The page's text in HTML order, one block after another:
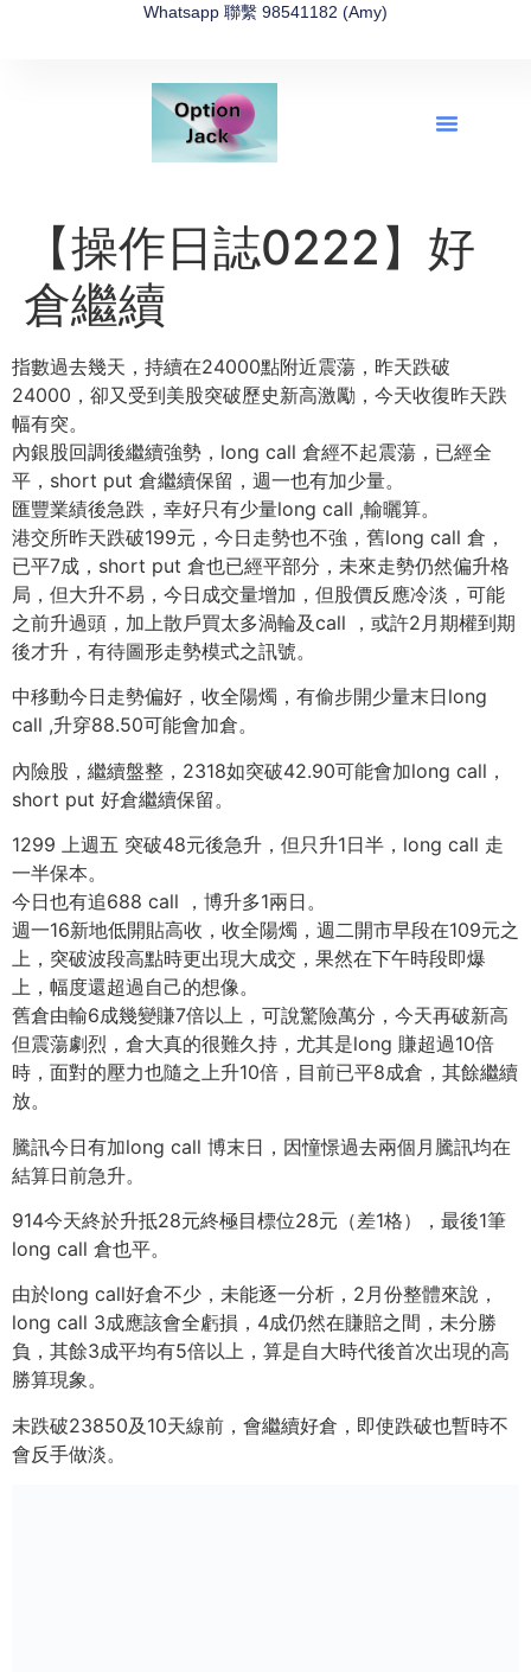
Whatsapp 聯繫 98541182 (Amy)
【操作日誌0222】好
倉繼續
指數過去幾天，持續在24000點附近震蕩，昨天跌破
24000，卻又受到美股突破歷史新高激勵，今天收復昨天跌
幅有突。
內銀股回調後繼續強勢，long call 倉經不起震蕩，已經全
平，short put 倉繼續保留，週一也有加少量。
匯豐業績後急跌，幸好只有少量long call ,輸曬算。
港交所昨天跌破199元，今日走勢也不強，舊long call 倉，
已平7成，short put 倉也已經平部分，未來走勢仍然偏升格
局，但大升不易，今日成交量增加，但股價反應冷淡，可能
之前升過頭，加上散戶買太多渦輪及call ，或許2月期權到期
後才升，有待圖形走勢模式之訊號。
中移動今日走勢偏好，收全陽燭，有偷步開少量末日long
call ,升穿88.50可能會加倉。
內險股，繼續盤整，2318如突破42.90可能會加long call，
short put 好倉繼續保留。
1299 上週五 突破48元後急升，但只升1日半，long call 走
一半保本。
今日也有追688 call ，博升多1兩日。
週一16新地低開貼高收，收全陽燭，週二開市早段在109元之
上，突破波段高點時更出現大成交，果然在下午時段即爆
上，幅度還超過自己的想像。
舊倉由輸6成幾變賺7倍以上，可說驚險萬分，今天再破新高
但震蕩劇烈，倉大真的很難久持，尤其是long 賺超過10倍
時，面對的壓力也隨之上升10倍，目前已平8成倉，其餘繼續
放。
騰訊今日有加long call 博末日，因憧憬過去兩個月騰訊均在
結算日前急升。
914今天終於升抵28元終極目標位28元（差1格），最後1筆
long call 倉也平。
由於long call好倉不少，未能逐一分析，2月份整體來說，
long call 3成應該會全虧損，4成仍然在賺賠之間，未分勝
負，其餘3成平均有5倍以上，算是自大時代後首次出現的高
勝算現象。
未跌破23850及10天線前，會繼續好倉，即使跌破也暫時不
會反手做淡。